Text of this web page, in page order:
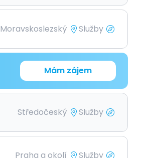
Moravskoslezský Služby
Mám zájem
Středočeský Služby
Praha a okolí Služby